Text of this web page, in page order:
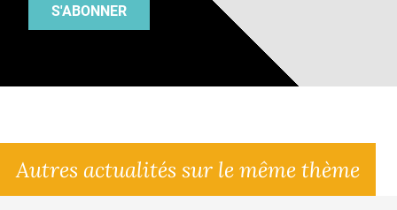
S'ABONNER
Autres actualités sur le même thème